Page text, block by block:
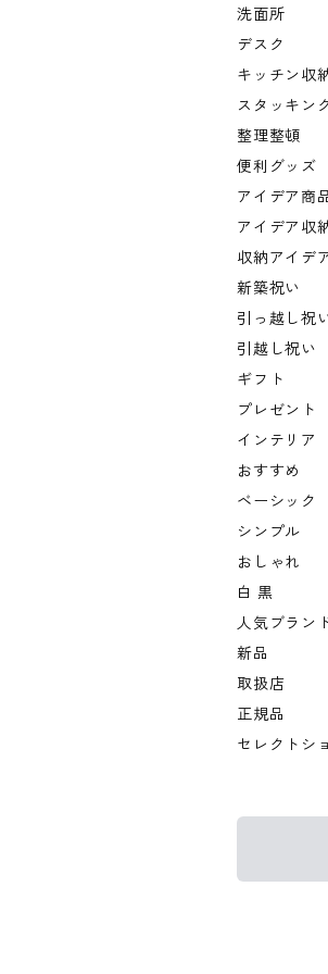
洗面所
デスク
キッチン収
スタッキン
整理整頓
便利グッズ
アイデア商
アイデア収
収納アイデ
新築祝い
引っ越し祝
引越し祝い
ギフト
プレゼント
インテリア
おすすめ
ベーシック
シンプル
おしゃれ
白 黒
人気ブラン
新品
取扱店
正規品
セレクトシ